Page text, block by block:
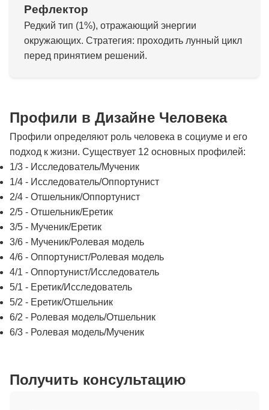
Рефлектор
Редкий тип (1%), отражающий энергии
окружающих. Стратегия: проходить лунный цикл
перед принятием решений.
Профили в Дизайне Человека
Профили определяют роль человека в социуме и его
подход к жизни. Существует 12 основных профилей:
1/3 - Исследователь/Мученик
1/4 - Исследователь/Оппортунист
2/4 - Отшельник/Оппортунист
2/5 - Отшельник/Еретик
3/5 - Мученик/Еретик
3/6 - Мученик/Ролевая модель
4/6 - Оппортунист/Ролевая модель
4/1 - Оппортунист/Исследователь
5/1 - Еретик/Исследователь
5/2 - Еретик/Отшельник
6/2 - Ролевая модель/Отшельник
6/3 - Ролевая модель/Мученик
Получить консультацию